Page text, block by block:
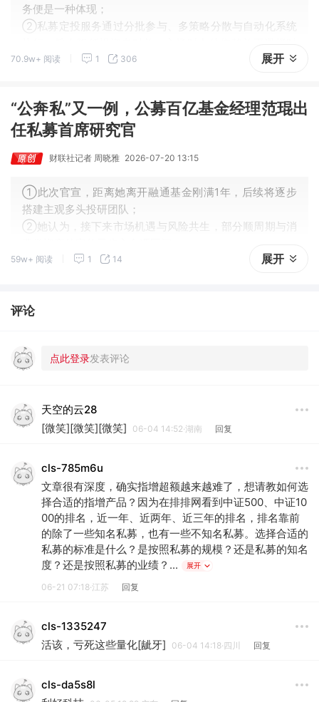
务便是一种体现；
②私募定投服务通过分批参与、多策略分散与自动化系统
风险；
70.9w+ 阅读 1 306 展开
“公奔私”又一例，公募百亿基金经理范琨出
任私募首席研究官
财联社记者 周晓雅 2026-07-20 13:15
①此次官宣，距离她离开融通基金刚满1年，后续将逐步
搭建主观多头投研团队；
②她认为，接下来市场机遇与风险共生，部分顺周期与消
59w+ 阅读 1 14 展开
评论
天空的云28
[微笑][微笑][微笑]
06-04 14:52·湖南 回复
cls-785m6u
文章很有深度，确实指增超额越来越难了，想请教如何选
择合适的指增产品？因为在排排网看到中证500、中证10
00的排名，近一年、近两年、近三年的排名，排名靠前
的除了一些知名私募，也有一些不知名私募。选择合适的
私募的标准是什么？是按照私募的规模？还是私募的知名
度？还是按照私募的业绩？...
展开
06-21 07:18·江苏 回复
cls-1335247
活该，亏死这些量化[龇牙]
06-04 14:18·四川 回复
cls-da5s8l